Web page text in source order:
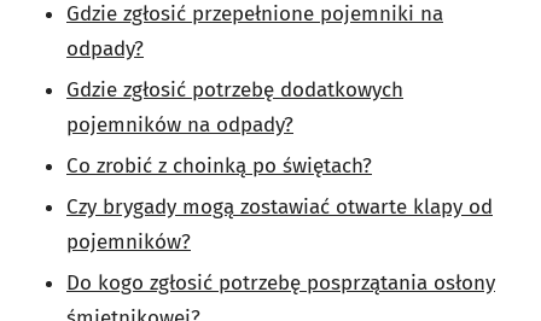
Gdzie zgłosić przepełnione pojemniki na
odpady?
Gdzie zgłosić potrzebę dodatkowych
pojemników na odpady?
Co zrobić z choinką po świętach?
Czy brygady mogą zostawiać otwarte klapy od
pojemników?
Do kogo zgłosić potrzebę posprzątania osłony